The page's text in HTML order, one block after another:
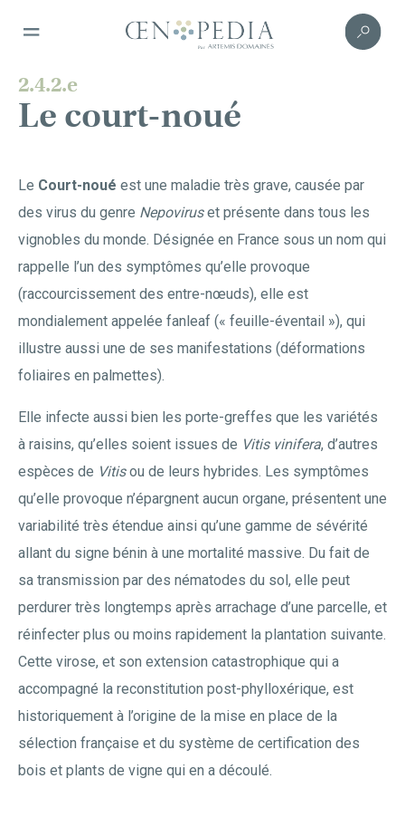
2.4.2.e
Le court-noué
Le Court-noué est une maladie très grave, causée par
des virus du genre Nepoviruset présente dans tous les
vignobles du monde. Désignée en France sous un nom qui
rappelle l’un des symptômes qu’elle provoque
(raccourcissement des entre-nœuds), elle est
mondialement appelée fanleaf (« feuille-éventail »), qui
illustre aussi une de ses manifestations (déformations
foliaires en palmettes).
Elle infecte aussi bien les porte-greffes que les variétés
à raisins, qu’elles soient issues de Vitis vinifera, d’autres
espèces de Vitisou de leurs hybrides. Les symptômes
qu’elle provoque n’épargnent aucun organe, présentent une
variabilité très étendue ainsi qu’une gamme de sévérité
allant du signe bénin à une mortalité massive. Du fait de
sa transmission par des nématodes du sol, elle peut
perdurer très longtemps après arrachage d’une parcelle, et
réinfecter plus ou moins rapidement la plantation suivante.
Cette virose, et son extension catastrophique qui a
accompagné la reconstitution post-phylloxérique, est
historiquement à l’origine de la mise en place de la
sélection française et du système de certification des
bois et plants de vigne qui en a découlé.